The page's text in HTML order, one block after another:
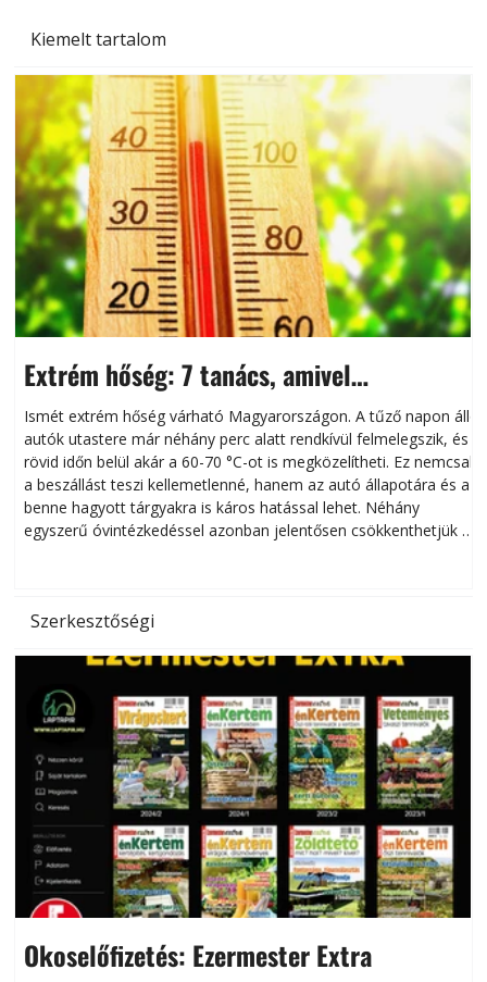
Kiemelt tartalom
Extrém hőség: 7 tanács, amivel
megóvhatjuk autónkat a nyári károktól
Ismét extrém hőség várható Magyarországon. A tűző napon álló
autók utastere már néhány perc alatt rendkívül felmelegszik, és
rövid időn belül akár a 60-70 °C-ot is megközelítheti. Ez nemcsak
a beszállást teszi kellemetlenné, hanem az autó állapotára és a
benne hagyott tárgyakra is káros hatással lehet. Néhány
egyszerű óvintézkedéssel azonban jelentősen csökkenthetjük a
Szerkesztőségi
Okoselőfizetés: Ezermester Extra